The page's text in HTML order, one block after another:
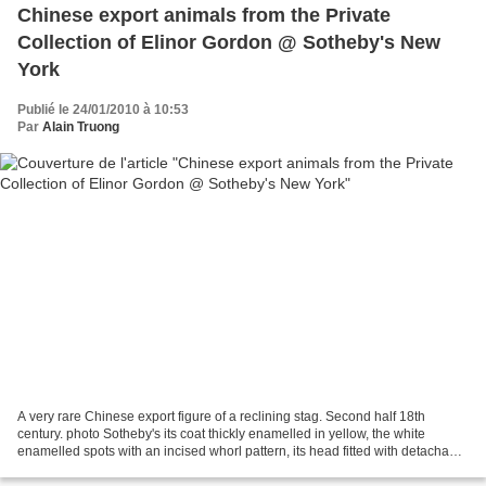
Chinese export animals from the Private
Collection of Elinor Gordon @ Sotheby's New
York
Publié le 24/01/2010 à 10:53
Par Alain Truong
A very rare Chinese export figure of a reclining stag. Second half 18th
century. photo Sotheby's its coat thickly enamelled in yellow, the white
enamelled spots with an incised whorl pattern, its head fitted with detachable